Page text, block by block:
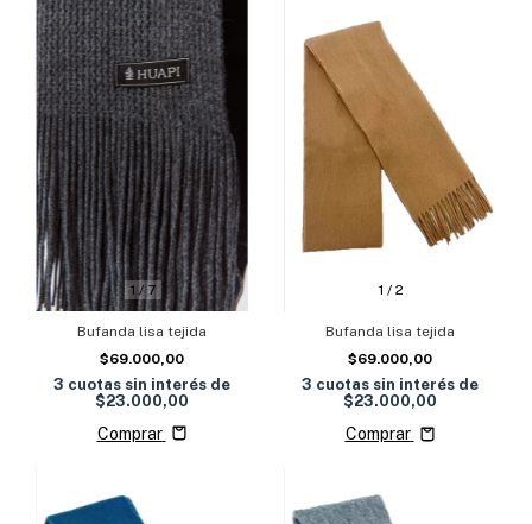
1 / 7
Bufanda lisa tejida
$69.000,00
3 cuotas sin interés de
$23.000,00
Comprar
1 / 2
Bufanda lisa tejida
$69.000,00
3 cuotas sin interés de
$23.000,00
Comprar